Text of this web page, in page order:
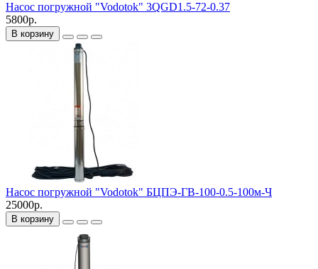
Насос погружной "Vodotok" 3QGD1.5-72-0.37
5800р.
В корзину
Насос погружной "Vodotok" БЦПЭ-ГВ-100-0.5-100м-Ч
25000р.
В корзину